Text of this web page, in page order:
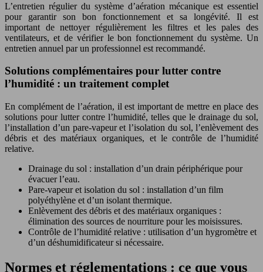
L’entretien régulier du système d’aération mécanique est essentiel
pour garantir son bon fonctionnement et sa longévité. Il est
important de nettoyer régulièrement les filtres et les pales des
ventilateurs, et de vérifier le bon fonctionnement du système. Un
entretien annuel par un professionnel est recommandé.
Solutions complémentaires pour lutter contre
l’humidité : un traitement complet
En complément de l’aération, il est important de mettre en place des
solutions pour lutter contre l’humidité, telles que le drainage du sol,
l’installation d’un pare-vapeur et l’isolation du sol, l’enlèvement des
débris et des matériaux organiques, et le contrôle de l’humidité
relative.
Drainage du sol : installation d’un drain périphérique pour
évacuer l’eau.
Pare-vapeur et isolation du sol : installation d’un film
polyéthylène et d’un isolant thermique.
Enlèvement des débris et des matériaux organiques :
élimination des sources de nourriture pour les moisissures.
Contrôle de l’humidité relative : utilisation d’un hygromètre et
d’un déshumidificateur si nécessaire.
Normes et réglementations : ce que vous